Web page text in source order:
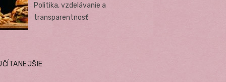
Politika, vzdelávanie a
transparentnosť